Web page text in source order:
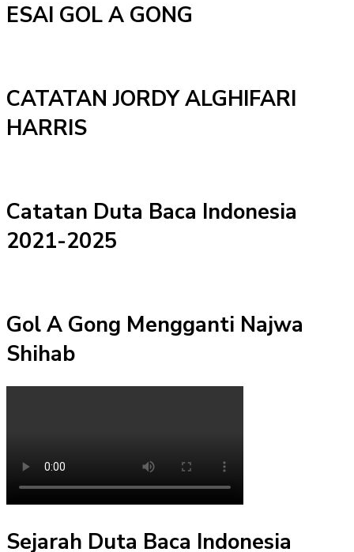
ESAI GOL A GONG
CATATAN JORDY ALGHIFARI
HARRIS
Catatan Duta Baca Indonesia
2021-2025
Gol A Gong Mengganti Najwa
Shihab
Sejarah Duta Baca Indonesia